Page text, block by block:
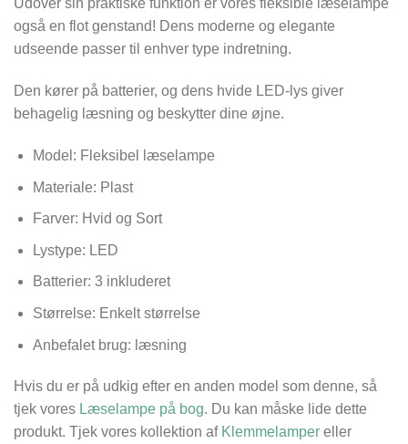
Udover sin praktiske funktion er vores fleksible læselampe
også en flot genstand! Dens moderne og elegante
udseende passer til enhver type indretning.
Den kører på batterier, og dens hvide LED-lys giver
behagelig læsning og beskytter dine øjne.
Model: Fleksibel læselampe
Materiale: Plast
Farver: Hvid og Sort
Lystype: LED
Batterier: 3 inkluderet
Størrelse: Enkelt størrelse
Anbefalet brug: læsning
Hvis du er på udkig efter en anden model som denne, så
tjek vores Læselampe på bog. Du kan måske lide dette
produkt. Tjek vores kollektion af Klemmelamper eller